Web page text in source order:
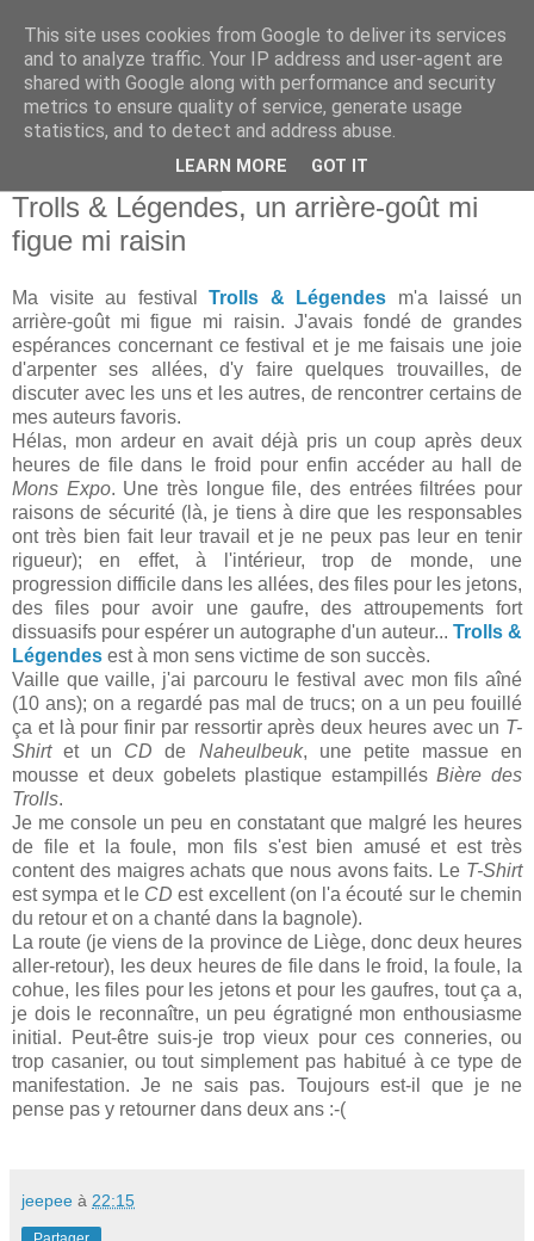
Trolls & Légendes, un arrière-goût mi
figue mi raisin
Ma visite au festivalTrolls & Légendes m'a laissé un
arrière-goût mi figue mi raisin. J'avais fondé de grandes
espérances concernant ce festival et je me faisais une joie
d'arpenter ses allées, d'y faire quelques trouvailles, de
discuter avec les uns et les autres, de rencontrer certains de
mes auteurs favoris.
Hélas, mon ardeur en avait déjà pris un coup après deux
heures de file dans le froid pour enfin accéder au hall de
Mons Expo. Une très longue file, des entrées filtrées pour
raisons de sécurité (là, je tiens à dire que les responsables
ont très bien fait leur travail et je ne peux pas leur en tenir
rigueur); en effet, à l'intérieur, trop de monde, une
progression difficile dans les allées, des files pour les jetons,
des files pour avoir une gaufre, des attroupements fort
dissuasifs pour espérer un autographe d'un auteur... Trolls &
Légendes est à mon sens victime de son succès.
Vaille que vaille, j'ai parcouru le festival avec mon fils aîné
(10 ans); on a regardé pas mal de trucs; on a un peu fouillé
ça et là pour finir par ressortir après deux heures avec un T-
Shirtet un CD de Naheulbeuk, une petite massue en
mousse et deux gobelets plastique estampillésBière des
Trolls.
Je me console un peu en constatant que malgré les heures
de file et la foule, mon fils s'est bien amusé et est très
content des maigres achats que nous avons faits. Le T-Shirt
est sympa et le CDest excellent (on l'a écouté sur le chemin
du retour et on a chanté dans la bagnole).
La route (je viens de la province de Liège, donc deux heures
aller-retour), les deux heures de file dans le froid, la foule, la
cohue, les files pour les jetons et pour les gaufres, tout ça a,
je dois le reconnaître, un peu égratigné mon enthousiasme
initial. Peut-être suis-je trop vieux pour ces conneries, ou
trop casanier, ou tout simplement pas habitué à ce type de
manifestation. Je ne sais pas. Toujours est-il que je ne
pense pas y retourner dans deux ans :-(
jeepee à 22:15
This site uses cookies from Google to deliver its services
and to analyze traffic. Your IP address and user-agent are
shared with Google along with performance and security
metrics to ensure quality of service, generate usage
statistics, and to detect and address abuse.
LEARN MORE GOT IT